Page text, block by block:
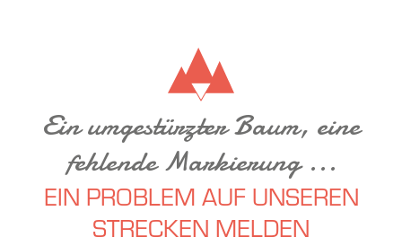
Ein umgestürzter Baum, eine
fehlende Markierung ...
EIN PROBLEM AUF UNSEREN
STRECKEN MELDEN